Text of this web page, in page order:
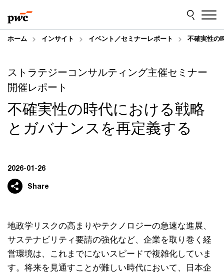
to
content
to
footer
ホーム インサイト イベント／セミナーレポート 不確実性の
ストラテジーコンサルティング主催セミナー
開催レポート
不確実性の時代における戦略
とガバナンスを再定義する
2026-01-26
Share
地政学リスクの高まりやテクノロジーの急速な進展、
サステナビリティ要請の強化など、企業を取り巻く経
営環境は、これまでにないスピードで複雑化していま
す。将来を見通すことが難しい時代において、日本企